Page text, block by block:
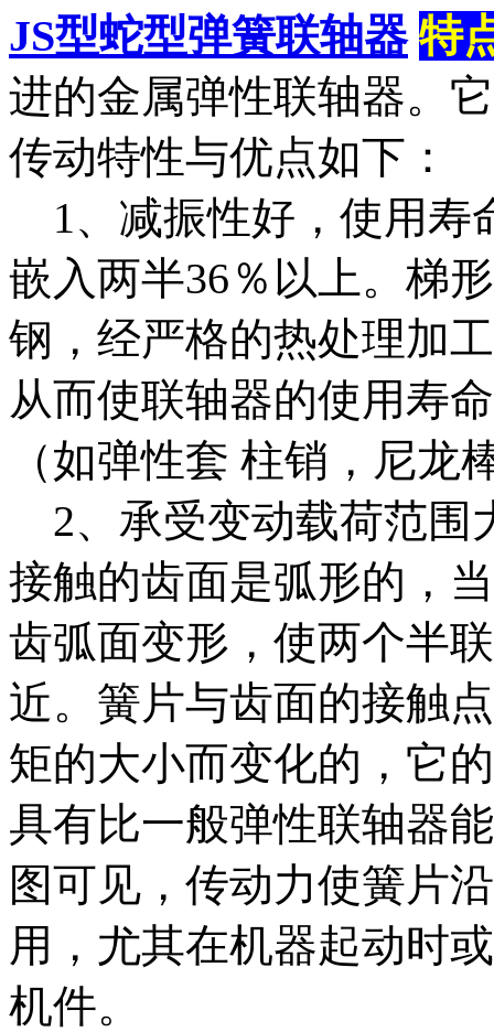
JS型蛇型弹簧联轴器 特
进的金属弹性联轴器。
传动特性与优点如下：
1、减振性好，使用寿
嵌入两半36％以上。梯
钢，经严格的热处理加
从而使联轴器的使用寿
（如弹性套 柱销，尼
2、承受变动载荷范围
接触的齿面是弧形的，
齿弧面变形，使两个半
近。簧片与齿面的接触
矩的大小而变化的，它
具有比一般弹性联轴器
图可见，传动力使簧片
用，尤其在机器起动时
机件。